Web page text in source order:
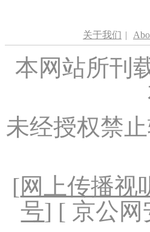
关于我们 |
本网站所刊
未经授权禁
[网上传播视
号] [ 京公网